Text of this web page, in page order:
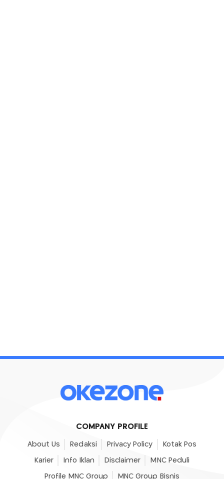
COMPANY PROFILE
About Us Redaksi Privacy Policy Kotak Pos
Karier Info Iklan Disclaimer MNC Peduli
Profile MNC Group MNC Group Bisnis